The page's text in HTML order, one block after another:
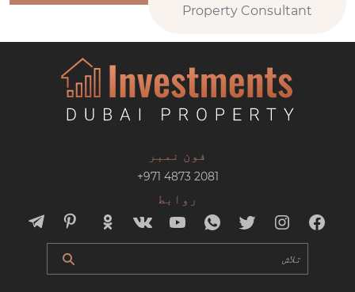
Property Consultant
فون نمبر
+971 4873 2081
روابط